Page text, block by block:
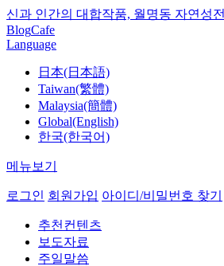
신과 인간의 대합작품, 월명동 자연성전
BlogCafe
Language
日本(日本語)
Taiwan(繁體)
Malaysia(簡體)
Global(English)
한국(한국어)
메뉴보기
로그인 회원가입 아이디/비밀번호 찾기
추천컨텐츠
보도자료
주일말씀